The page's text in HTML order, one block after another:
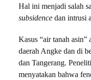
Hal ini menjadi salah
subsidence dan intrusi
Kasus “air tanah
daerah Angke dan di
dan Tangerang.
menyatakan bahwa